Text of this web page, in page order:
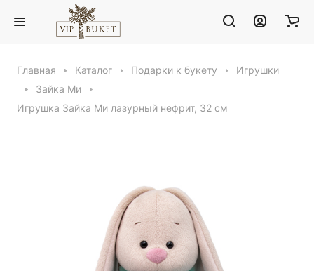
Главная Каталог Подарки к букету
Игрушки
Зайка Ми
Игрушка Зайка Ми лазурный нефрит, 32 см